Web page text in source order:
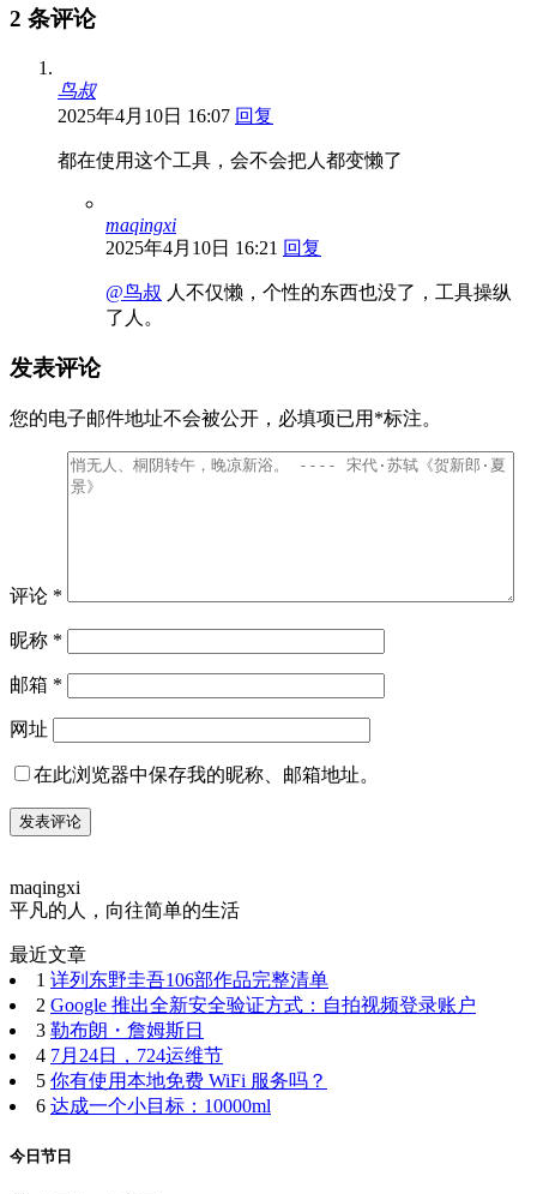
2 条评论
鸟叔
2025年4月10日 16:07 回复
都在使用这个工具，会不会把人都变懒了
maqingxi
2025年4月10日 16:21 回复
@鸟叔 人不仅懒，个性的东西也没了，工具操纵
了人。
发表评论
您的电子邮件地址不会被公开， 必填项已用 *标注。
评论 *
昵称 *
邮箱 *
网址
在此浏览器中保存我的昵称、邮箱地址。
maqingxi
平凡的人，向往简单的生活
最近文章
1 详列东野圭吾106部作品完整清单
2 Google 推出全新安全验证方式：自拍视频登录账户
3 勒布朗・詹姆斯日
4 7月24日，724运维节
5 你有使用本地免费 WiFi 服务吗？
6 达成一个小目标：10000ml
今日节日